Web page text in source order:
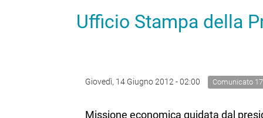
Ufficio Stampa della
Giovedì, 14 Giugno 2012 - 02:00 Comunicato
Missione economica guidata dal